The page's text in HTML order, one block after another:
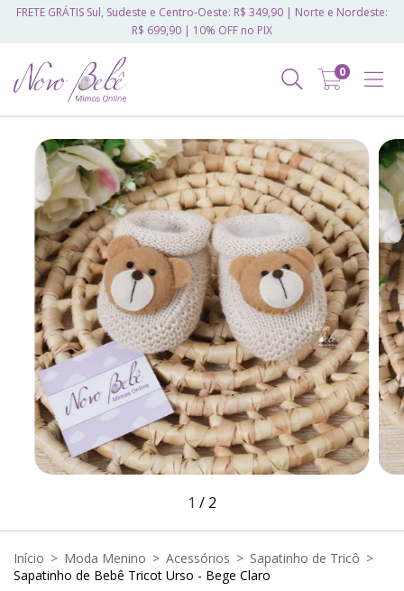
FRETE GRÁTIS Sul, Sudeste e Centro-Oeste: R$ 349,90 | Norte e Nordeste:
R$ 699,90 | 10% OFF no PIX
0
1 / 2
Início > Moda Menino > Acessórios > Sapatinho de Tricô >
Sapatinho de Bebê Tricot Urso - Bege Claro